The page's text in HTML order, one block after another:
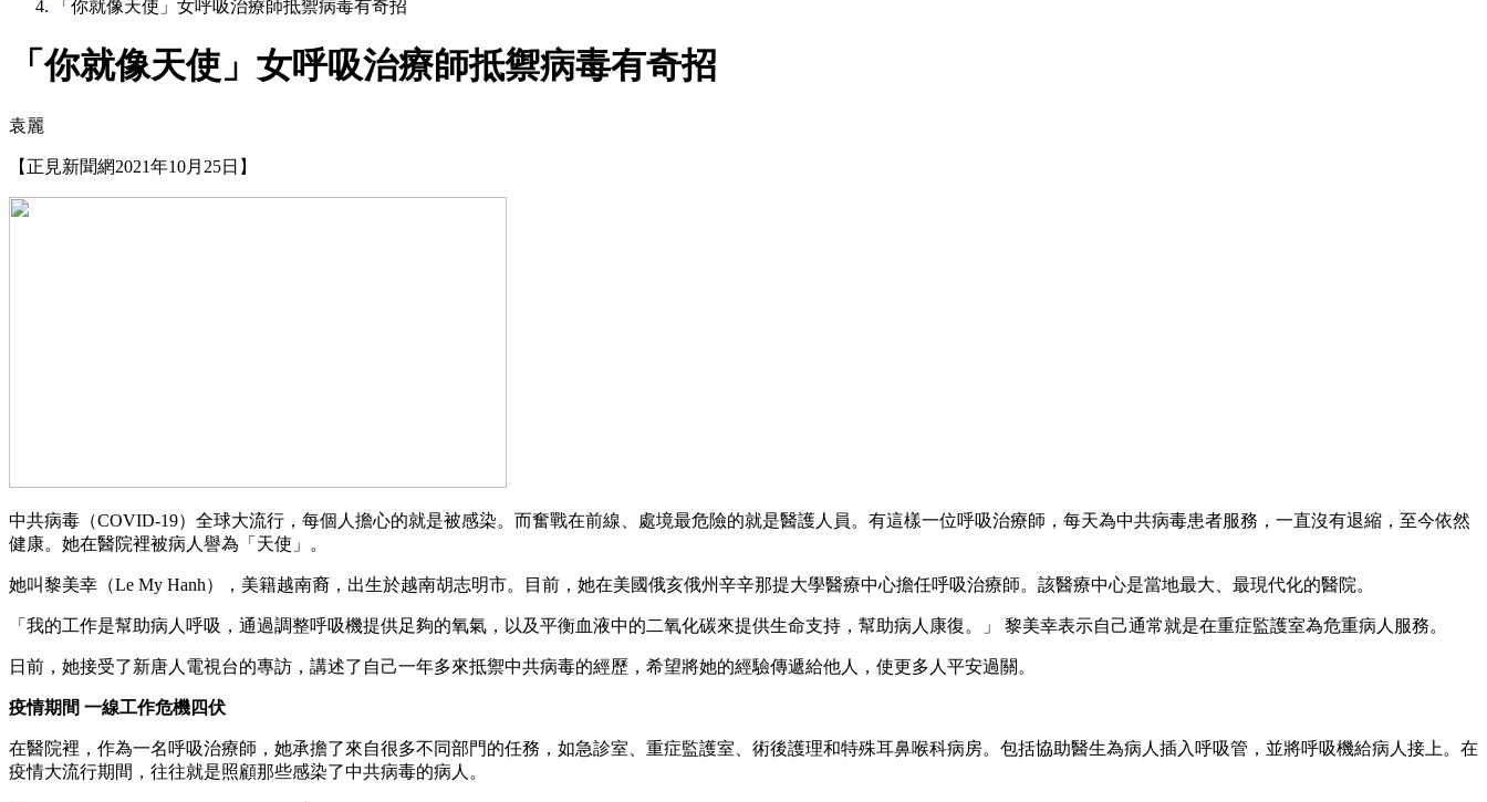
「你就像天使」女呼吸治療師抵禦病毒有奇招
「你就像天使」女呼吸治療師抵禦病毒有奇招
袁麗
【正見新聞網2021年10月25日】
中共病毒（COVID-19）全球大流行，每個人擔心的就是被感染。而奮戰在前線、處境最危險的就是醫護人員。有這樣一位呼吸治療師，每天為中共病毒患者服務，一直沒有退縮，至今依然
健康。她在醫院裡被病人譽為「天使」。
她叫黎美幸（Le My Hanh），美籍越南裔，出生於越南胡志明市。目前，她在美國俄亥俄州辛辛那提大學醫療中心擔任呼吸治療師。該醫療中心是當地最大、最現代化的醫院。
「我的工作是幫助病人呼吸，通過調整呼吸機提供足夠的氧氣，以及平衡血液中的二氧化碳來提供生命支持，幫助病人康復。」 黎美幸表示自己通常就是在重症監護室為危重病人服務。
日前，她接受了新唐人電視台的專訪，講述了自己一年多來抵禦中共病毒的經歷，希望將她的經驗傳遞給他人，使更多人平安過關。
疫情期間 一線工作危機四伏
在醫院裡，作為一名呼吸治療師，她承擔了來自很多不同部門的任務，如急診室、重症監護室、術後護理和特殊耳鼻喉科病房。包括協助醫生為病人插入呼吸管，並將呼吸機給病人接上。在
疫情大流行期間，往往就是照顧那些感染了中共病毒的病人。